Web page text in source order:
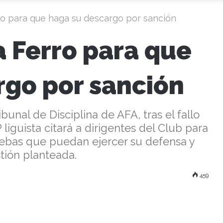
para que haga su descargo por sanción
Ferro para que
por sanción
de Disciplina de AFA, tras el fallo
liguista citará a dirigentes del Club para
que puedan ejercer su defensa y
planteada.
459